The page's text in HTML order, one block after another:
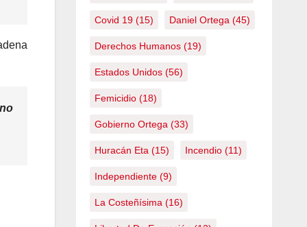
Covid 19(15) Daniel Ortega (45)
Derechos Humanos(19)
Estados Unidos(56)
Femicidio(18)
Gobierno Ortega (33)
Huracán Eta (15) Incendio(11)
Independiente(9)
La Costeñísima (16)